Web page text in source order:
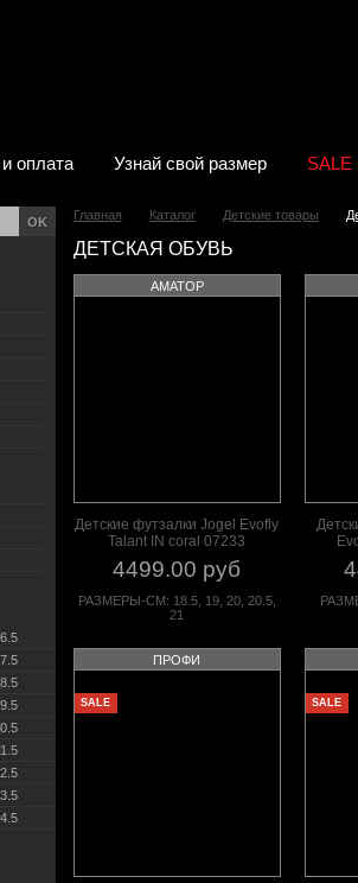
оплата Узнай свой размер SALE
OK Главная Каталог Детские товары
ДЕТСКАЯ ОБУВЬ
АМАТОР
Детские футзалки Jogel Evofly
Talant IN coral 07233
4499.00 руб
РАЗМЕРЫ-СМ: 18.5, 19, 20, 20.5,
21
ПРОФИ
SALE SALE